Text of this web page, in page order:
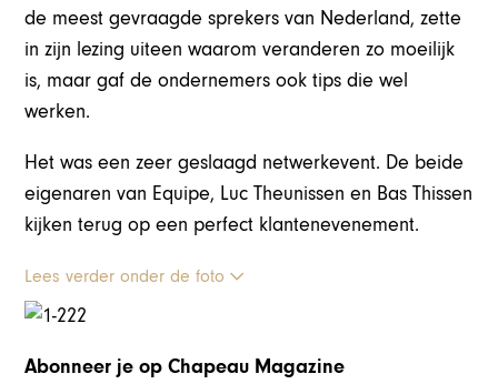
de meest gevraagde sprekers van Nederland, zette
in zijn lezing uiteen waarom veranderen zo moeilijk
is, maar gaf de ondernemers ook tips die wel
werken.
Het was een zeer geslaagd netwerkevent. De beide
eigenaren van Equipe, Luc Theunissen en Bas Thissen
kijken terug op een perfect klantenevenement.
Lees verder onder de foto
Abonneer je op Chapeau Magazine